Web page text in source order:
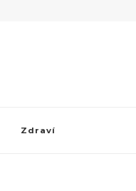
Zdraví